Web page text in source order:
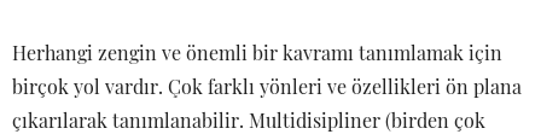
Herhangi zengin ve önemli bir kavramı tanımlamak için
birçok yol vardır. Çok farklı yönleri ve özellikleri ön plana
çıkarılarak tanımlanabilir. Multidisipliner (birden çok